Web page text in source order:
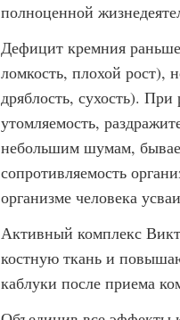
полноценной
Дефицит кремния раньше
ломкость, плохой рост),
дряблость, сухость).
утомляемость,
небольшим шумам,
сопротивляемость
организме человека
Активный комплекс
костную ткань и
каблуки после приема